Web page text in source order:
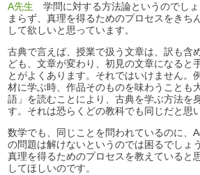
A先生 学問に対する方法論というのでし
まらず、真理を得るためのプロセスをきち
して欲しいと思っています。
古典で言えば、授業で扱う文章は、訳も含
ども、文章が変わり、初見の文章になると
とがよくあります。それではいけません。
材に学ぶ時、作品そのものを味わうことも
語」を読むことにより、古典を学ぶ方法を
す。それは恐らくどの教科でも同じだと思
数学でも、同じことを問われているのに、
の問題は解けないというのでは困るでしょ
真理を得るためのプロセスを教えていると
してほしいのです。